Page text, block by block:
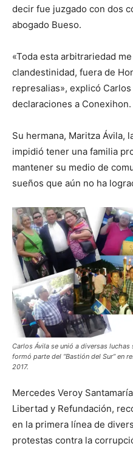
decir fue juzgado con dos
abogado Bueso.
«Toda esta arbitrariedad
clandestinidad, fuera de
represalias», explicó
declaraciones a Conexihon.
Su hermana, Maritza Ávila,
impidió tener una familia
mantener su medio de
sueños que aún no ha
Carlos Ávila se unió a diversas
formó parte del “Bastión del Sur” en
2017.
Mercedes Veroy
Libertad y Refundación,
en la primera línea de
protestas contra la